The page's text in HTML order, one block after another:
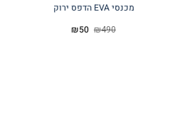
מכנסי EVA הדפס ירוק
₪490 המחיר
₪50 המחיר